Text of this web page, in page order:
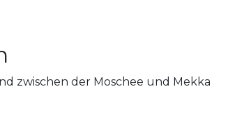
zwischen der Moschee und Mekka